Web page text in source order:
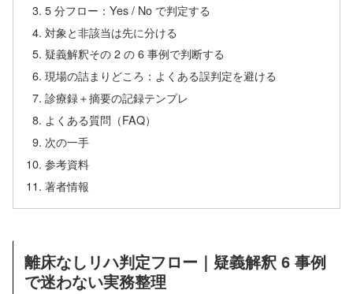
5 分フロー：Yes / No で判定する
対象と非該当は先に分ける
疑義解釈その 2 の 6 事例で判断する
現場の詰まりどころ：よくある誤判定を避ける
診療録＋摘要の記録テンプレ
よくある質問（FAQ）
次の一手
参考資料
著者情報
離床なしリハ判定フロー｜疑義解釈 6 事例
で迷わない実務整理